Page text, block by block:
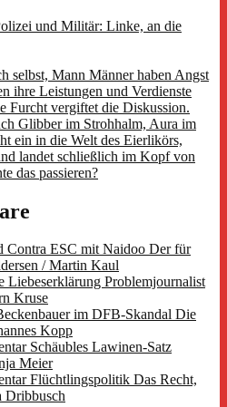
und Militär: Linke, an die
selbst, Mann Männer haben Angst
ihre Leistungen und Verdienste
Furcht vergiftet die Diskussion.
Glibber im Strohhalm, Aura im
ein in die Welt des Eierlikörs,
landet schließlich im Kopf von
das passieren?
Contra ESC mit Naidoo Der für
/ Martin Kaul
Liebeserklärung Problemjournalist
Kruse
im DFB-Skandal Die
Kopp
Schäubles Lawinen-Satz
Meier
Flüchtlingspolitik Das Recht,
Dribbusch